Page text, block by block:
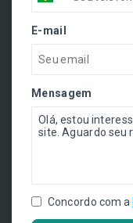
E-mail
Mensagem
Concordo com a